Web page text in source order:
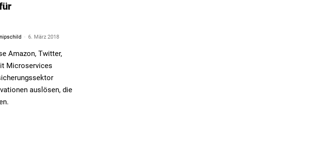
- 6. März 2018
Amazon, Twitter,
Microservices
auslösen, die